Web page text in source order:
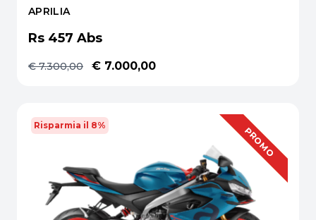
APRILIA
Rs 457 Abs
€ 7.300,00 € 7.000,00
OFFERTA
PROMO
Risparmia il 8%